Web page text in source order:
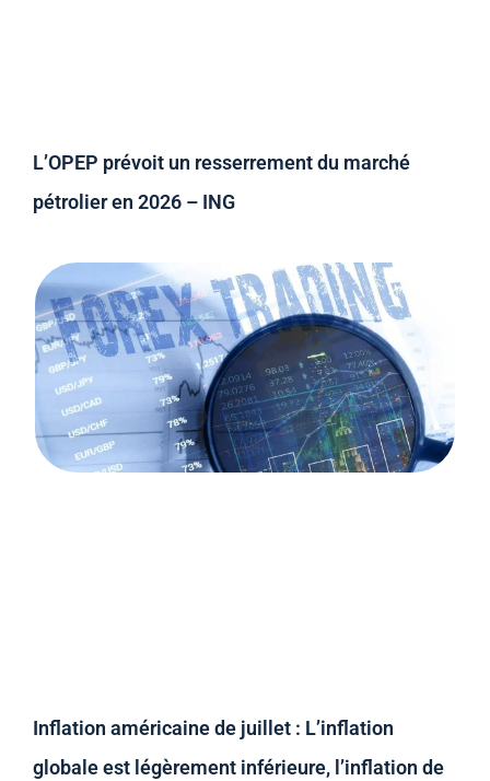
L’OPEP prévoit un resserrement du marché
pétrolier en 2026 – ING
Inflation américaine de juillet : L’inflation
globale est légèrement inférieure, l’inflation de